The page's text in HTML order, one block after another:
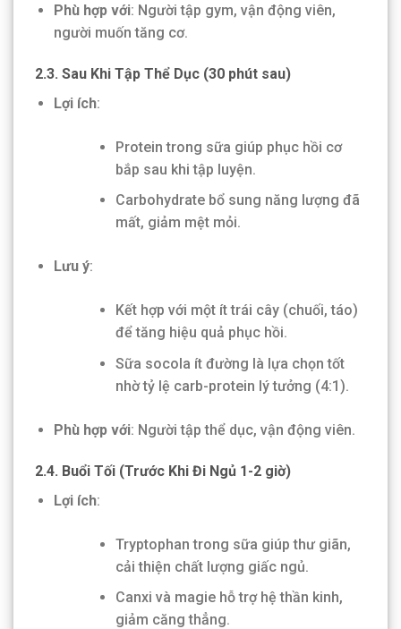
Phù hợp với: Người tập gym, vận động viên,
người muốn tăng cơ.
2.3. Sau Khi Tập Thể Dục (30 phút sau)
Lợi ích:
Protein trong sữa giúp phục hồi cơ
bắp sau khi tập luyện.
Carbohydrate bổ sung năng lượng đã
mất, giảm mệt mỏi.
Lưu ý:
Kết hợp với một ít trái cây (chuối, táo)
để tăng hiệu quả phục hồi.
Sữa socola ít đường là lựa chọn tốt
nhờ tỷ lệ carb-protein lý tưởng (4:1).
Phù hợp với: Người tập thể dục, vận động viên.
2.4. Buổi Tối (Trước Khi Đi Ngủ 1-2 giờ)
Lợi ích:
Tryptophan trong sữa giúp thư giãn,
cải thiện chất lượng giấc ngủ.
Canxi và magie hỗ trợ hệ thần kinh,
giảm căng thẳng.